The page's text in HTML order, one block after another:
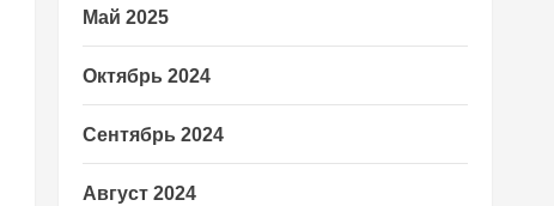
Май 2025
Октябрь 2024
Сентябрь 2024
Август 2024